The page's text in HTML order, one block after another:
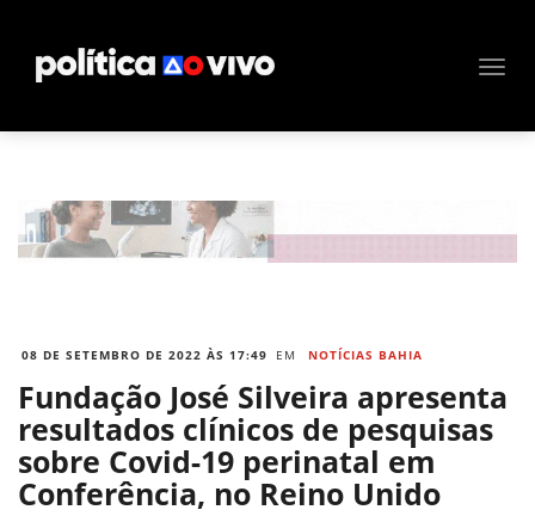
08 DE SETEMBRO DE 2022 ÀS 17:49 EM NOTÍCIAS BAHIA
Fundação José Silveira apresenta
resultados clínicos de pesquisas
sobre Covid-19 perinatal em
Conferência, no Reino Unido